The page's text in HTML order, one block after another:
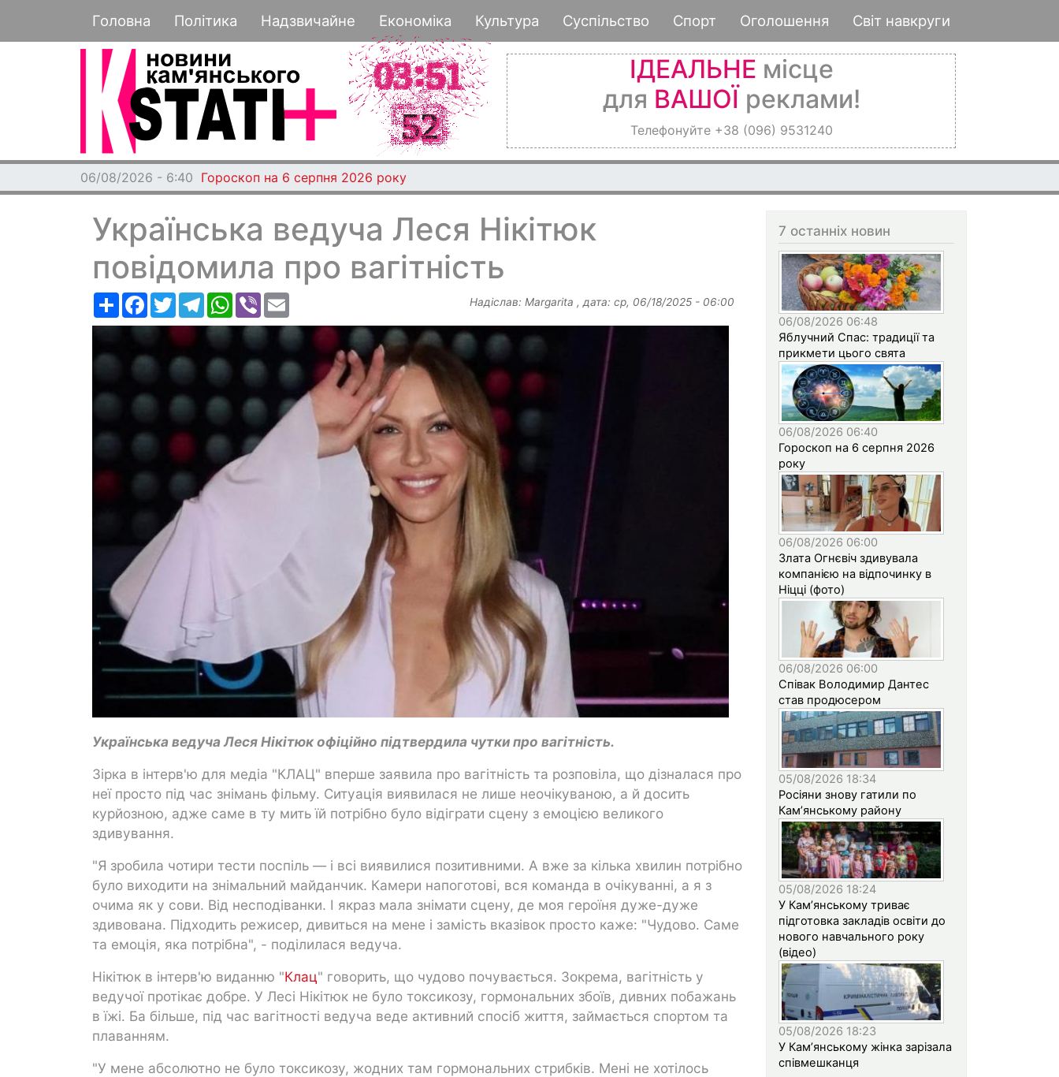
до
основного
Основная навигация
Головна Політика Надзвичайне Економіка Культура Суспільство Спорт Оголошення Світ навкруги
ІДЕАЛЬНЕ місце
для ВАШОЇ реклами!
Телефонуйте +38 (096) 9531240
06/08/2026 - 6:40 Гороскоп на 6 серпня 2026 року
Українська ведуча Леся Нікітюк
повідомила про вагітність
РесурсFacebook
TwitterTelegramWhatsApp
Viber Надіслав: Margarita , дата: ср, 06/18/2025 - 06:00
Українська ведуча Леся Нікітюк офіційно підтвердила чутки про вагітність.
Зірка в інтерв'ю для медіа "КЛАЦ" вперше заявила про вагітність та розповіла, що дізналася про
неї просто під час знімань фільму. Ситуація виявилася не лише неочікуваною, а й досить
курйозною, адже саме в ту мить їй потрібно було відіграти сцену з емоцією великого
здивування.
"Я зробила чотири тести поспіль — і всі виявилися позитивними. А вже за кілька хвилин потрібно
було виходити на знімальний майданчик. Камери напоготові, вся команда в очікуванні, а я з
очима як у сови. Від несподіванки. І якраз мала знімати сцену, де моя героїня дуже-дуже
здивована. Підходить режисер, дивиться на мене і замість вказівок просто каже: "Чудово. Саме
та емоція, яка потрібна", - поділилася ведуча.
Нікітюк в інтерв'ю виданню "Клац" говорить, що чудово почувається. Зокрема, вагітність у
ведучої протікає добре. У Лесі Нікітюк не було токсикозу, гормональних збоїв, дивних побажань
в їжі. Ба більше, під час вагітності ведуча веде активний спосіб життя, займається спортом та
плаванням.
"У мене абсолютно не було токсикозу, жодних там гормональних стрибків. Мені не хотілось
7 останніх новин
06/08/2026 06:48
Яблучний Спас: традиції та
прикмети цього свята
06/08/2026 06:40
Гороскоп на 6 серпня 2026
року
06/08/2026 06:00
Злата Огнєвіч здивувала
компанією на відпочинку в
Ніцці (фото)
06/08/2026 06:00
Співак Володимир Дантес
став продюсером
05/08/2026 18:34
Росіяни знову гатили по
Кам’янському району
05/08/2026 18:24
У Кам’янському триває
підготовка закладів освіти до
нового навчального року
(відео)
05/08/2026 18:23
У Кам’янському жінка зарізала
співмешканця